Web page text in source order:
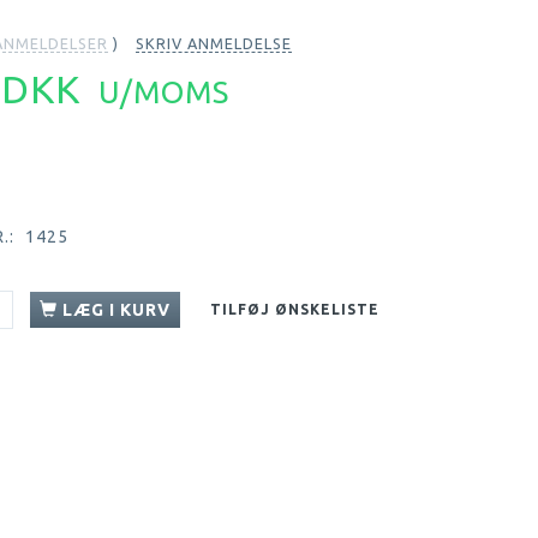
SKRIV ANMELDELSE
U/MOMS
1425
LÆG I KURV TILFØJ ØNSKELISTE